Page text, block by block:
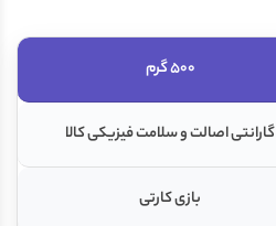
500 گرم
گارانتی اصالت و سلامت فیزیکی کالا
بازی کارتی